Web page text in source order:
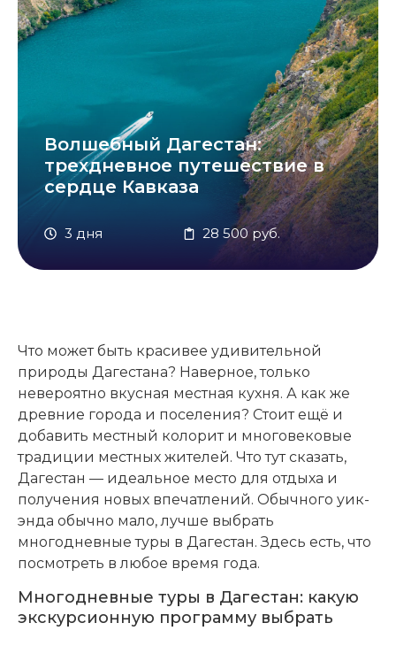
Волшебный Дагестан:
трехдневное путешествие в
сердце Кавказа
3 дня 28 500 руб.
Что может быть красивее удивительной
природы Дагестана? Наверное, только
невероятно вкусная местная кухня. А как же
древние города и поселения? Стоит ещё и
добавить местный колорит и многовековые
традиции местных жителей. Что тут сказать,
Дагестан — идеальное место для отдыха и
получения новых впечатлений. Обычного уик-
энда обычно мало, лучше выбрать
многодневные туры в Дагестан. Здесь есть, что
посмотреть в любое время года.
Многодневные туры в Дагестан: какую
экскурсионную программу выбрать